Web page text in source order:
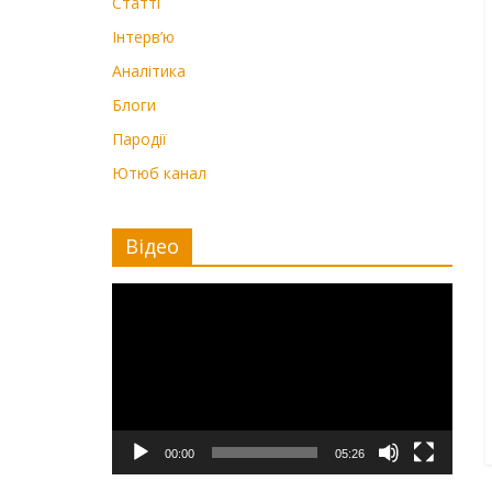
Інтерв’ю
Аналітика
Блоги
Пародії
Ютюб канал
Відео
00:00 05:26